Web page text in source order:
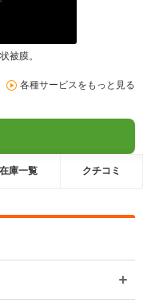
被膜。
各種サービスをもっと見る
在庫一覧 クチコミ